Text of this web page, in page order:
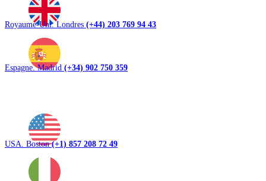
Royaume-Uni. Londres (+44) 203 769 94 43
Espagne. Madrid (+34) 902 750 359
USA. Boston(+1) 857 208 72 49